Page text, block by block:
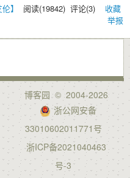
伦】 阅读(19842) 评论(3) 收藏
举报
博客园© 2004-2026
浙公网安备
33010602011771号
浙ICP备2021040463
号-3